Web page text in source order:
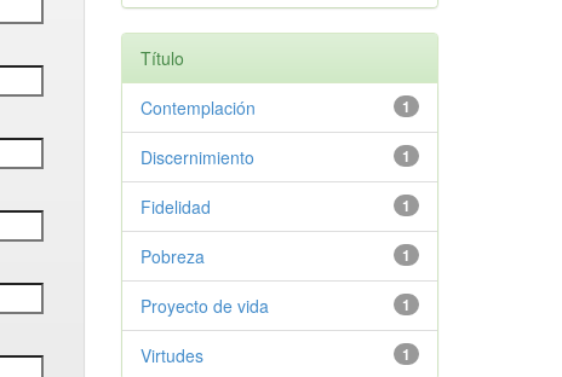
Título
1
Contemplación
1
Discernimiento
1
Fidelidad
1
Pobreza
1
Proyecto de vida
1
Virtudes